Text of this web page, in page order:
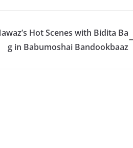
Hot Scenes with Bidita Ba
g in Babumoshai Bandookbaaz